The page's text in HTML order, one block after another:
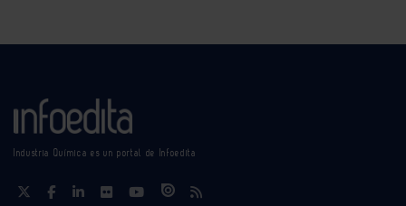
Industria Química es un portal de Infoedita